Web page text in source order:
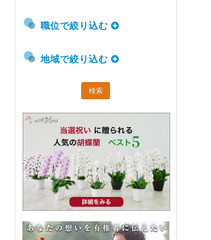
職位で絞り込む
地域で絞り込む